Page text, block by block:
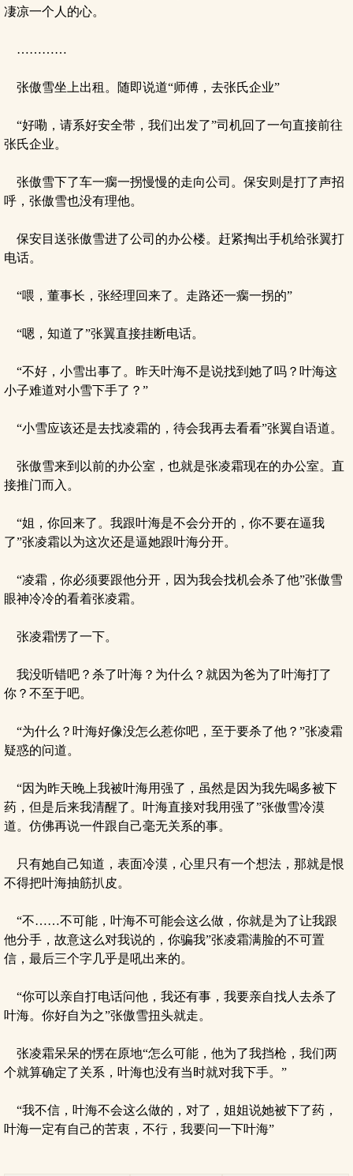
凄凉一个人的心。
…………
张傲雪坐上出租。随即说道“师傅，去张氏企业”
“好嘞，请系好安全带，我们出发了”司机回了一句直接前往
张氏企业。
张傲雪下了车一瘸一拐慢慢的走向公司。保安则是打了声招
呼，张傲雪也没有理他。
保安目送张傲雪进了公司的办公楼。赶紧掏出手机给张翼打
电话。
“喂，董事长，张经理回来了。走路还一瘸一拐的”
“嗯，知道了”张翼直接挂断电话。
“不好，小雪出事了。昨天叶海不是说找到她了吗？叶海这
小子难道对小雪下手了？”
“小雪应该还是去找凌霜的，待会我再去看看”张翼自语道。
张傲雪来到以前的办公室，也就是张凌霜现在的办公室。直
接推门而入。
“姐，你回来了。我跟叶海是不会分开的，你不要在逼我
了”张凌霜以为这次还是逼她跟叶海分开。
“凌霜，你必须要跟他分开，因为我会找机会杀了他”张傲雪
眼神冷冷的看着张凌霜。
张凌霜愣了一下。
我没听错吧？杀了叶海？为什么？就因为爸为了叶海打了
你？不至于吧。
“为什么？叶海好像没怎么惹你吧，至于要杀了他？”张凌霜
疑惑的问道。
“因为昨天晚上我被叶海用强了，虽然是因为我先喝多被下
药，但是后来我清醒了。叶海直接对我用强了”张傲雪冷漠
道。仿佛再说一件跟自己毫无关系的事。
只有她自己知道，表面冷漠，心里只有一个想法，那就是恨
不得把叶海抽筋扒皮。
“不……不可能，叶海不可能会这么做，你就是为了让我跟
他分手，故意这么对我说的，你骗我”张凌霜满脸的不可置
信，最后三个字几乎是吼出来的。
“你可以亲自打电话问他，我还有事，我要亲自找人去杀了
叶海。你好自为之”张傲雪扭头就走。
张凌霜呆呆的愣在原地“怎么可能，他为了我挡枪，我们两
个就算确定了关系，叶海也没有当时就对我下手。”
“我不信，叶海不会这么做的，对了，姐姐说她被下了药，
叶海一定有自己的苦衷，不行，我要问一下叶海”